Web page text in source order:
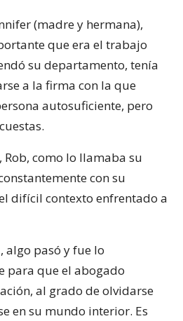
(madre y hermana),
que era el trabajo
su departamento, tenía
a la firma con la que
autosuficiente, pero
como lo llamaba su
con su
difícil contexto enfrentado a
algo pasó y fue lo
para que el abogado
al grado de olvidarse
en su mundo interior. Es